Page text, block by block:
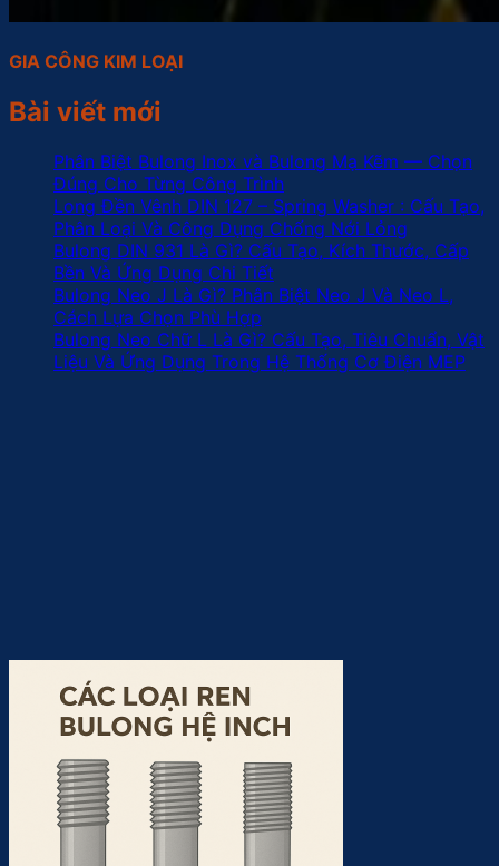
GIA CÔNG KIM LOẠI
Bài viết mới
Phân Biệt Bulong Inox và Bulong Mạ Kẽm — Chọn
Đúng Cho Từng Công Trình
Long Đền Vênh DIN 127 – Spring Washer : Cấu Tạo,
Phân Loại Và Công Dụng Chống Nới Lỏng
Bulong DIN 931 Là Gì? Cấu Tạo, Kích Thước, Cấp
Bền Và Ứng Dụng Chi Tiết
Bulong Neo J Là Gì? Phân Biệt Neo J Và Neo L,
Cách Lựa Chọn Phù Hợp
Bulong Neo Chữ L Là Gì? Cấu Tạo, Tiêu Chuẩn, Vật
Liệu Và Ứng Dụng Trong Hệ Thống Cơ Điện MEP